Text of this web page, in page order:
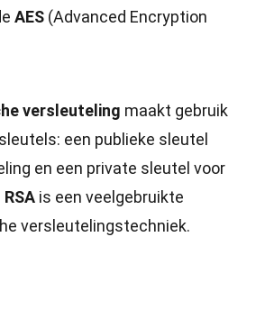
AES (Advanced Encryption
versleuteling maakt gebruik
een publieke sleutel
en een private sleutel voor
RSA is een veelgebruikte
versleutelingstechniek.